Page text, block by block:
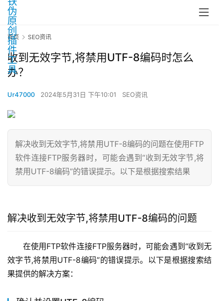
首页 SEO资讯
收到无效字节,将禁用UTF-8编码时怎么
办？
Ur47000 2024年5月31日 下午10:01 SEO资讯
解决收到无效字节,将禁用UTF-8编码的问题在使用FTP
软件连接FTP服务器时，可能会遇到“收到无效字节,将
禁用UTF-8编码”的错误提示。以下是根据搜索结果
解决收到无效字节,将禁用UTF-8编码的问题
在使用FTP软件连接FTP服务器时，可能会遇到“收到无
效字节,将禁用UTF-8编码”的错误提示。以下是根据搜索结
果提供的解决方案：